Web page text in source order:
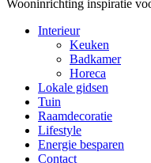
Wooninrichting inspiratie
Interieur
Keuken
Badkamer
Horeca
Lokale gidsen
Tuin
Raamdecoratie
Lifestyle
Energie besparen
Contact